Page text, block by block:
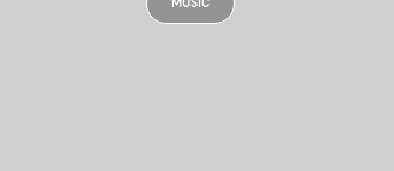
MUSIC